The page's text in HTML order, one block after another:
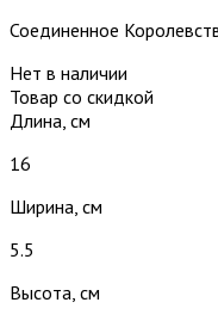
Соединенное
Нет в наличии
Товар со скидкой
Длина, см
16
Ширина, см
5.5
Высота, см